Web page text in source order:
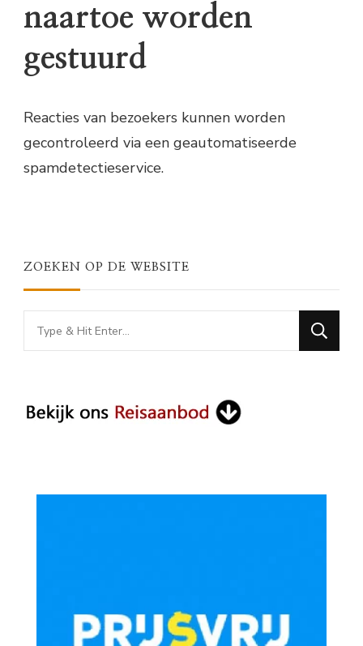
naartoe worden
gestuurd
Reacties van bezoekers kunnen worden
gecontroleerd via een geautomatiseerde
spamdetectieservice.
ZOEKEN OP DE WEBSITE
Looking
for